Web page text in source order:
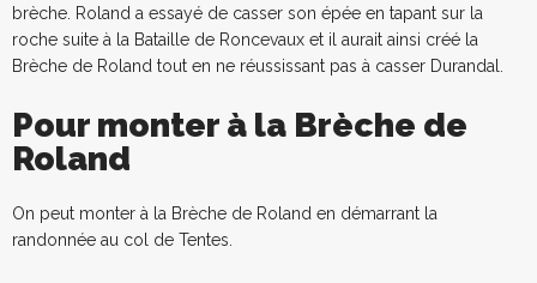
brèche. Roland a essayé de casser son épée en tapant sur la
roche suite à la Bataille de Roncevaux et il aurait ainsi créé la
Brèche de Roland tout en ne réussissant pas à casser Durandal.
Pour monter à la Brèche de
Roland
On peut monter à la Brèche de Roland en démarrant la
randonnée au col de Tentes.